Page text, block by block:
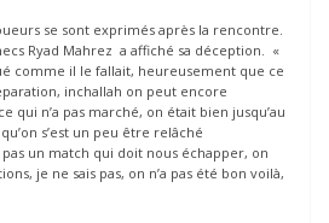
se sont exprimés après la rencontre.
Ryad Mahrez a affiché sa déception. «
comme il le fallait, heureusement que ce
inchallah on peut encore
qui n’a pas marché, on était bien jusqu’au
s’est un peu être relâché
un match qui doit nous échapper, on
je ne sais pas, on n’a pas été bon voilà,